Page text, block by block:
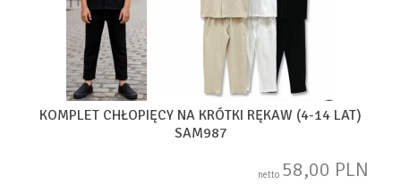
KOMPLET CHŁOPIĘCY NA KRÓTKI RĘKAW (4-14 LAT)
SAM987
netto 58,00 PLN